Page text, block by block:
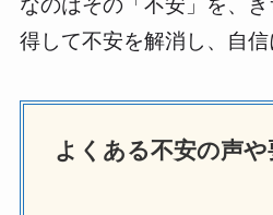
なのはその「不安」を、
得して不安を解消し、自信
よくある不安の声や